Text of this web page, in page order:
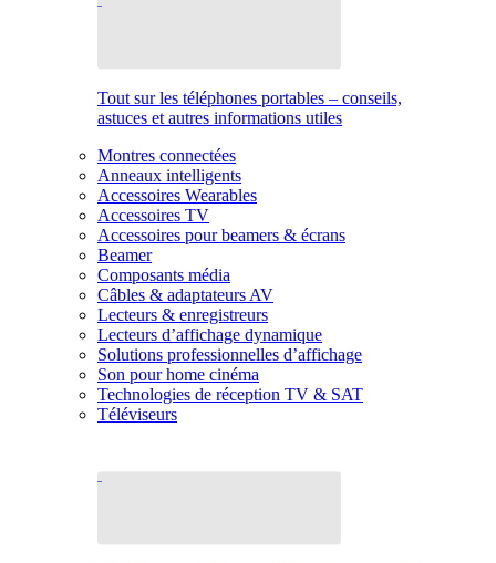
Tout sur les téléphones portables – conseils,
astuces et autres informations utiles
Montres connectées
Anneaux intelligents
Accessoires Wearables
Accessoires TV
Accessoires pour beamers & écrans
Beamer
Composants média
Câbles & adaptateurs AV
Lecteurs & enregistreurs
Lecteurs d’affichage dynamique
Solutions professionnelles d’affichage
Son pour home cinéma
Technologies de réception TV & SAT
Téléviseurs